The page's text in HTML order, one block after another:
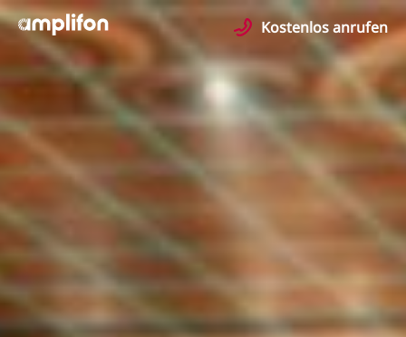
Kostenlos anrufen